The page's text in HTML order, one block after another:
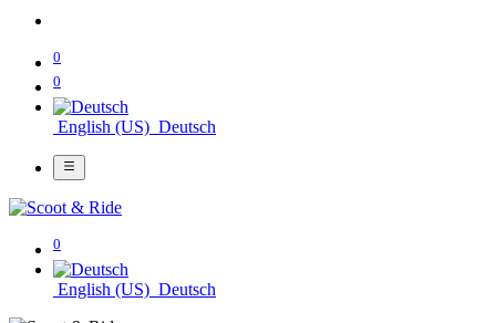
0
0
English (US) Deutsch
0
English (US) Deutsch